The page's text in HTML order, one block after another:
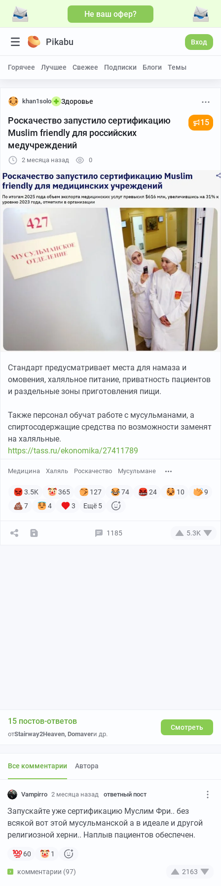
Не ваш офер?
Pikabu Вход
Горячее Лучшее Свежее Подписки Блоги Темы
khan1solo Здоровье
Роскачество запустило сертификацию
Muslim friendly для российских
медучреждений
15
2 месяца назад 0
Стандарт предусматривает места для намаза и
омовения, халяльное питание, приватность пациентов
и раздельные зоны приготовления пищи.
Также персонал обучат работе с мусульманами, а
спиртосодержащие средства по возможности заменят
на халяльные.
https://tass.ru/ekonomika/27411789
Медицина Халяль Роскачество Мусульмане
3.5K 365 127 74 24 10
9
7
4 3 Ещё 5
1185 5.3K
15 постов-ответов
отStairway2Heaven, Domaverи др.
Смотреть
Все комментарии Автора
Vampirro 2 месяца назад ответный пост
Запускайте уже сертификацию Муслим Фри.. без
всякой вот этой мусульманской а в идеале и другой
религиозной херни.. Наплыв пациентов обеспечен.
60 1
комментарии (97) 2163